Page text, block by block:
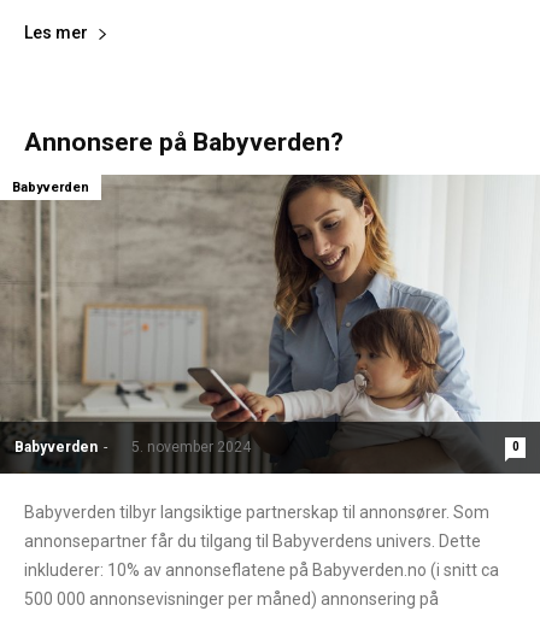
Les mer
Annonsere på Babyverden?
Babyverden - 5. november 2024 0
Babyverden
Babyverden tilbyr langsiktige partnerskap til annonsører. Som
annonsepartner får du tilgang til Babyverdens univers. Dette
inkluderer: 10% av annonseflatene på Babyverden.no (i snitt ca
500 000 annonsevisninger per måned) annonsering på